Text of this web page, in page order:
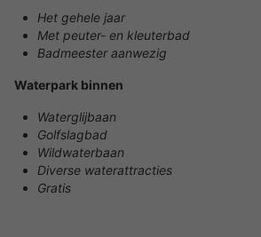
Het gehele jaar
Met peuter- en kleuterbad
Badmeester aanwezig
Waterpark binnen
Waterglijbaan
Golfslagbad
Wildwaterbaan
Diverse waterattracties
Gratis